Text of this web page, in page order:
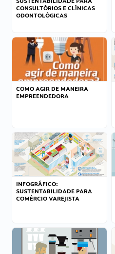
CONSULTÓRIOS E CLÍNICAS
ODONTOLÓGICAS
COMO AGIR DE MANEIRA
EMPREENDEDORA
INFOGRÁFICO:
SUSTENTABILIDADE PARA
COMÉRCIO VAREJISTA